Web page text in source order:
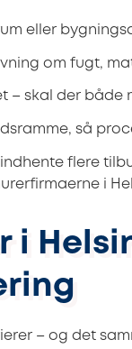
eller
om fugt,
– skal der både
så
flere
i
i
– og det